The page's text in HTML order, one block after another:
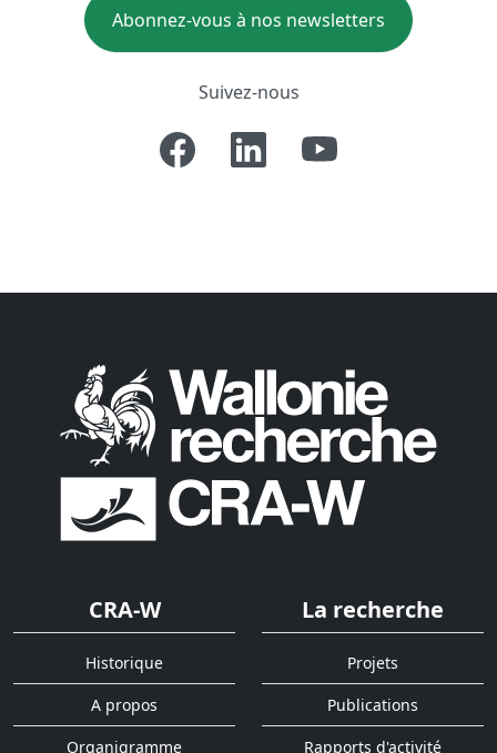
Abonnez-vous à nos newsletters
Suivez-nous
CRA-W
Historique
A propos
Organigramme
La recherche
Projets
Publications
Rapports d'activité